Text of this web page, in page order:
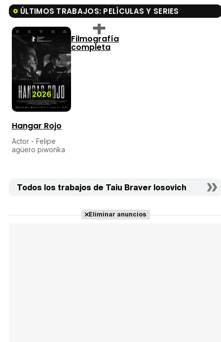
ÚLTIMOS TRABAJOS: PELÍCULAS Y SERIES
2026
Hangar Rojo
Actor - Felipe
agüero piwonka
Filmografía
completa
Todos los trabajos de Taiu Braver Iosovich
Eliminar anuncios